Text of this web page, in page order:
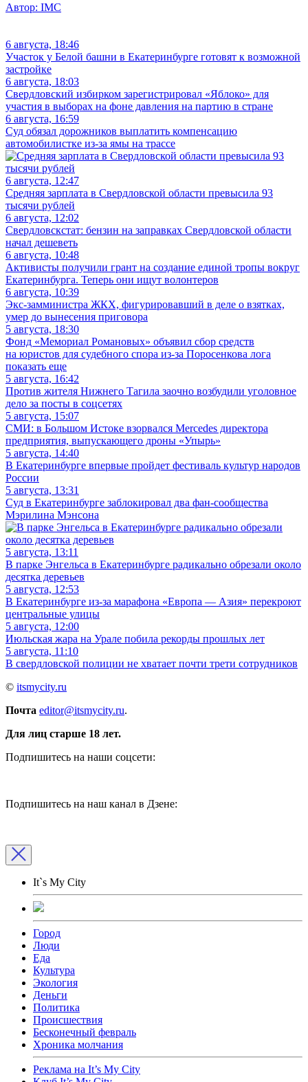
Автор: IMC
6 августа, 18:46
Участок у Белой башни в Екатеринбурге готовят к возможной
застройке
6 августа, 18:03
Свердловский избирком зарегистрировал «Яблоко» для
участия в выборах на фоне давления на партию в стране
6 августа, 16:59
Суд обязал дорожников выплатить компенсацию
автомобилистке из-за ямы на трассе
6 августа, 12:47
Средняя зарплата в Свердловской области превысила 93
тысячи рублей
6 августа, 12:02
Свердловскстат: бензин на заправках Свердловской области
начал дешеветь
6 августа, 10:48
Активисты получили грант на создание единой тропы вокруг
Екатеринбурга. Теперь они ищут волонтеров
6 августа, 10:39
Экс-замминистра ЖКХ, фигурировавший в деле о взятках,
умер до вынесения приговора
5 августа, 18:30
Фонд «Мемориал Романовых» объявил сбор средств
на юристов для судебного спора из-за Поросенкова лога
показать еще
5 августа, 16:42
Против жителя Нижнего Тагила заочно возбудили уголовное
дело за посты в соцсетях
5 августа, 15:07
СМИ: в Большом Истоке взорвался Mercedes директора
предприятия, выпускающего дроны «Упырь»
5 августа, 14:40
В Екатеринбурге впервые пройдет фестиваль культур народов
России
5 августа, 13:31
Суд в Екатеринбурге заблокировал два фан-сообщества
Мэрилина Мэнсона
5 августа, 13:11
В парке Энгельса в Екатеринбурге радикально обрезали около
десятка деревьев
5 августа, 12:53
В Екатеринбурге из-за марафона «Европа — Азия» перекроют
центральные улицы
5 августа, 12:00
Июльская жара на Урале побила рекорды прошлых лет
5 августа, 11:10
В свердловской полиции не хватает почти трети сотрудников
© itsmycity.ru
Почта editor@itsmycity.ru.
Для лиц старше 18 лет.
Подпишитесь на наши соцсети:
Подпишитесь на наш канал в Дзене:
It`s My City
Город
Люди
Еда
Культура
Экология
Деньги
Политика
Происшествия
Бесконечный февраль
Хроника молчания
Реклама на It’s My City